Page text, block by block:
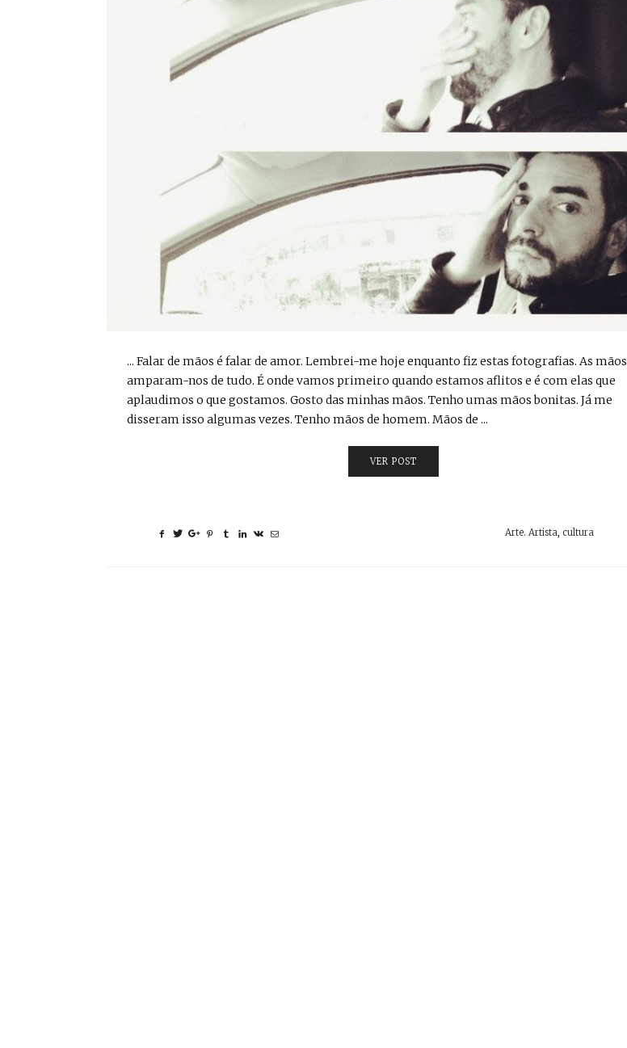
... Falar de mãos é falar de amor. Lembrei-me hoje enquanto fiz estas fotografias. As mãos
amparam-nos de tudo. É onde vamos primeiro quando estamos aflitos e é com elas que
aplaudimos o que gostamos. Gosto das minhas mãos. Tenho umas mãos bonitas. Já me
disseram isso algumas vezes. Tenho mãos de homem. Mãos de ...
VER POST
Arte. Artista, cultura